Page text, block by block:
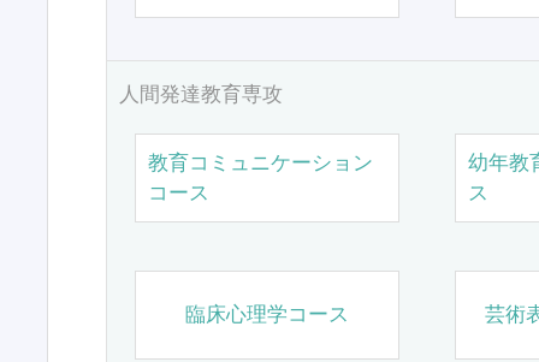
人間発達教育専攻
教育コミュニケーション
コース
幼年教
ス
臨床心理学コース 芸術